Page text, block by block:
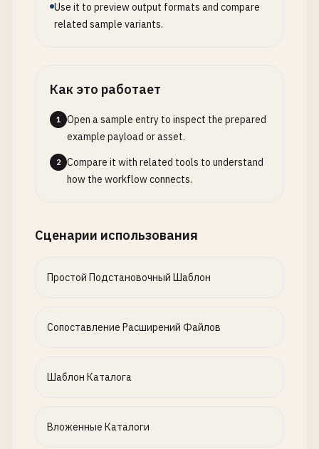
Use it to preview output formats and compare
related sample variants.
Как это работает
1
Open a sample entry to inspect the prepared
example payload or asset.
2
Compare it with related tools to understand
how the workflow connects.
Сценарии использования
Простой Подстановочный Шаблон
Сопоставление Расширений Файлов
Шаблон Каталога
Вложенные Каталоги